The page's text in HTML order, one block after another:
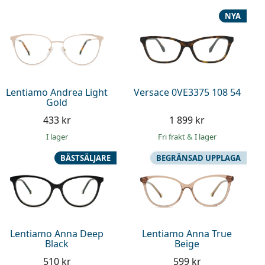
Lentiamo Andrea Light
Gold
433 kr
I lager
Versace 0VE3375 108 54
NYA
1 899 kr
Fri frakt& I lager
Lentiamo Anna Deep
Black
BÄSTSÄLJARE
510 kr
Lentiamo Anna True
Beige
BEGRÄNSAD UPPLAGA
599 kr